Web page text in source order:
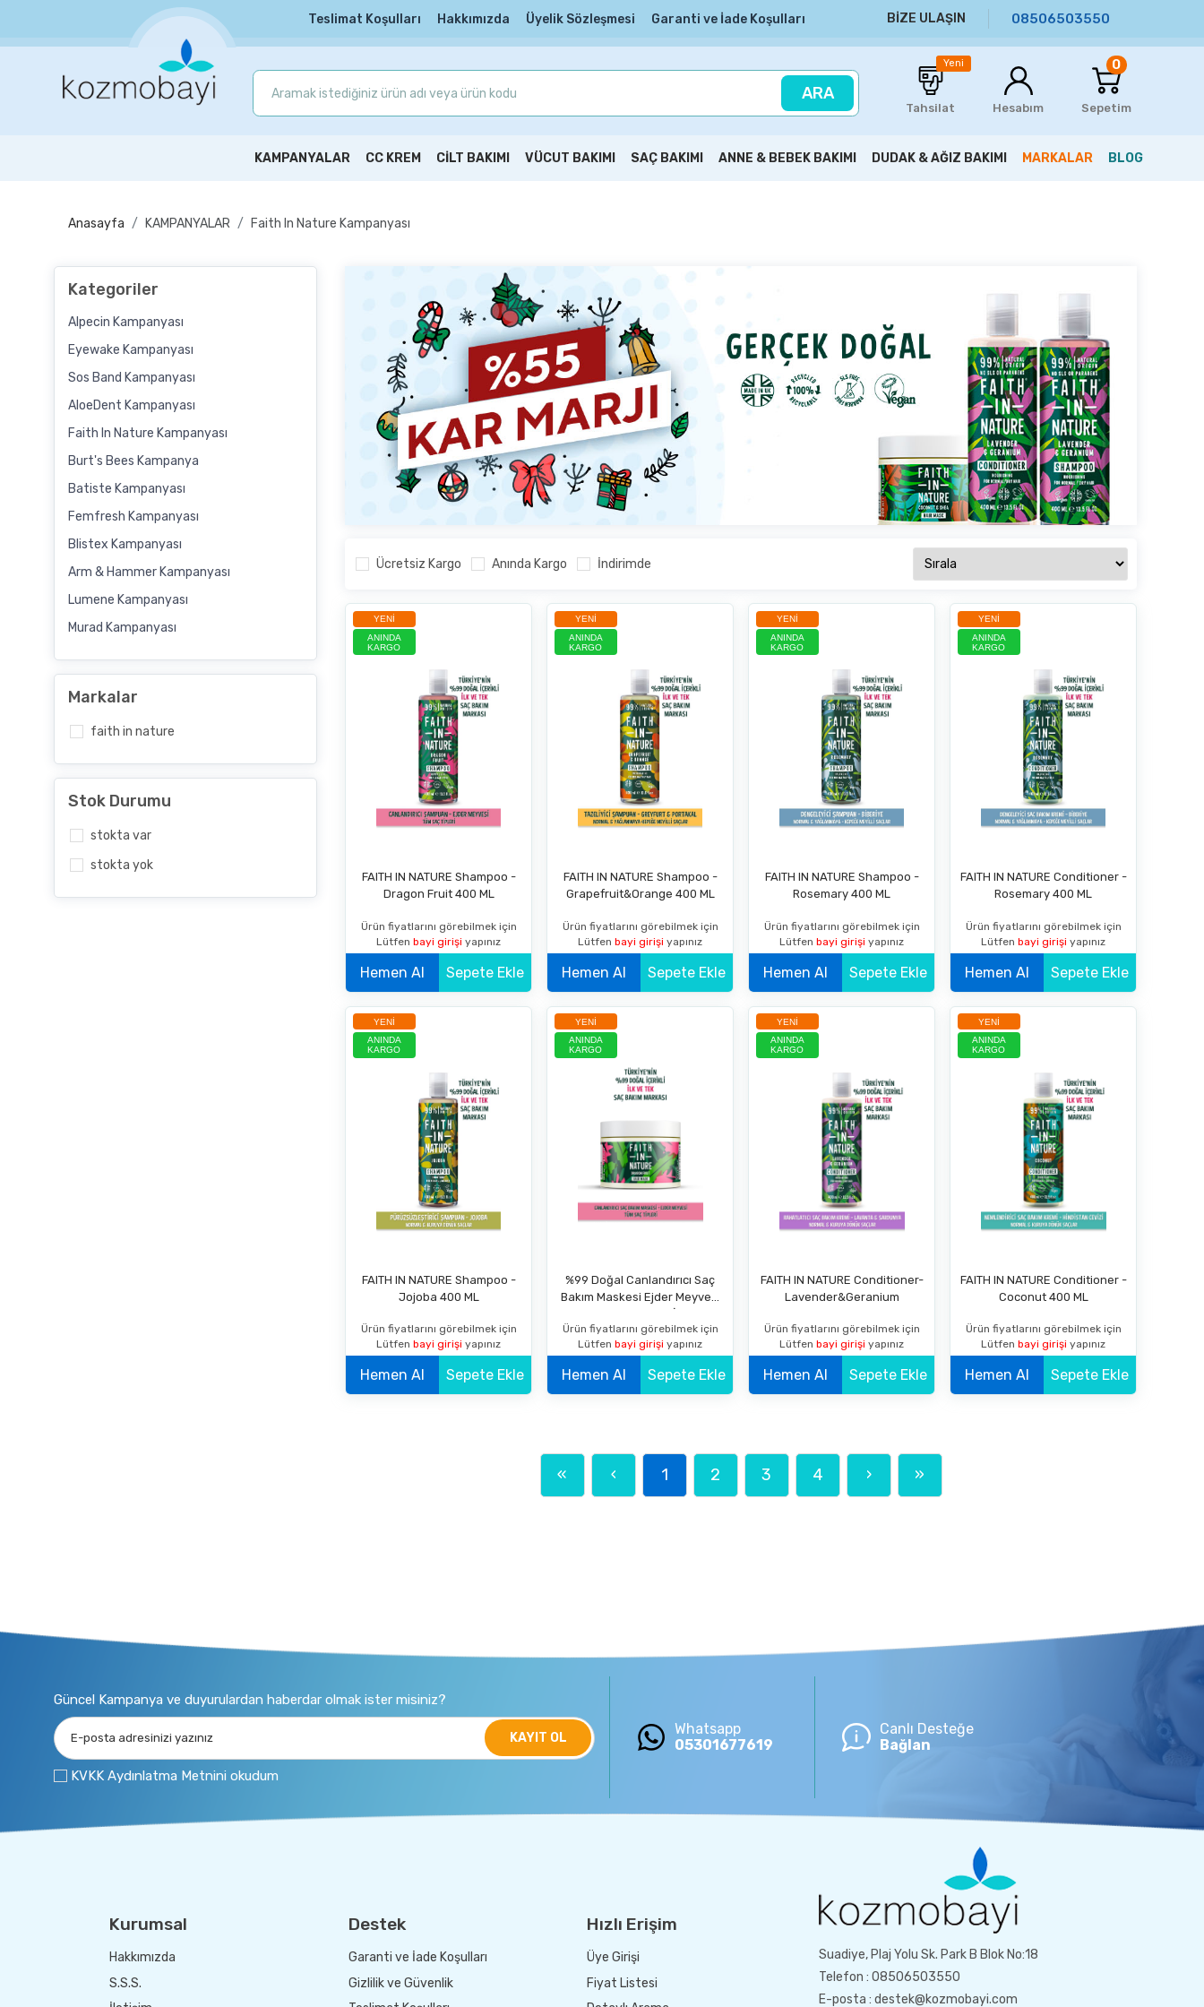
Teslimat Koşulları Hakkımızda Üyelik Sözleşmesi Garanti ve İade Koşulları BİZE ULAŞIN 08506503550
ARA
Yeni
Tahsilat Hesabım Sepetim
0
KAMPANYALAR CC KREM CİLT BAKIMI VÜCUT BAKIMI SAÇ BAKIMI ANNE & BEBEK BAKIMI DUDAK & AĞIZ BAKIMI MARKALAR BLOG
Anasayfa KAMPANYALAR Faith In Nature Kampanyası
Kategoriler
Alpecin Kampanyası
Eyewake Kampanyası
Sos Band Kampanyası
AloeDent Kampanyası
Faith In Nature Kampanyası
Burt's Bees Kampanya
Batiste Kampanyası
Femfresh Kampanyası
Blistex Kampanyası
Arm & Hammer Kampanyası
Lumene Kampanyası
Murad Kampanyası
Markalar
faith in nature
Stok Durumu
stokta var
stokta yok
Ücretsiz Kargo Anında Kargo İndirimde
YENI
ANINDA
KARGO
FAITH IN NATURE Shampoo -
Dragon Fruit 400 ML
Ürün fiyatlarını görebilmek için
Lütfen bayi girişi yapınız
Hemen Al Sepete Ekle
YENI
ANINDA
KARGO
FAITH IN NATURE Shampoo -
Grapefruit&Orange 400 ML
Ürün fiyatlarını görebilmek için
Lütfen bayi girişi yapınız
Hemen Al Sepete Ekle
YENI
ANINDA
KARGO
FAITH IN NATURE Shampoo -
Rosemary 400 ML
Ürün fiyatlarını görebilmek için
Lütfen bayi girişi yapınız
Hemen Al Sepete Ekle
YENI
ANINDA
KARGO
FAITH IN NATURE Conditioner -
Rosemary 400 ML
Ürün fiyatlarını görebilmek için
Lütfen bayi girişi yapınız
Hemen Al Sepete Ekle
YENI
ANINDA
KARGO
FAITH IN NATURE Shampoo -
Jojoba 400 ML
Ürün fiyatlarını görebilmek için
Lütfen bayi girişi yapınız
Hemen Al Sepete Ekle
YENI
ANINDA
KARGO
%99 Doğal Canlandırıcı Saç
Bakım Maskesi Ejder Meyvesi
Tüm Saç Tipleri İçin
Ürün fiyatlarını görebilmek için
Lütfen bayi girişi yapınız
Hemen Al Sepete Ekle
YENI
ANINDA
KARGO
FAITH IN NATURE Conditioner-
Lavender&Geranium
Ürün fiyatlarını görebilmek için
Lütfen bayi girişi yapınız
Hemen Al Sepete Ekle
YENI
ANINDA
KARGO
FAITH IN NATURE Conditioner -
Coconut 400 ML
Ürün fiyatlarını görebilmek için
Lütfen bayi girişi yapınız
Hemen Al Sepete Ekle
« ‹ 1 2 3 4 › »
Güncel Kampanya ve duyurulardan haberdar olmak ister misiniz?
KAYIT OL
KVKK Aydınlatma Metnini okudum
Whatsapp
05301677619
Canlı Desteğe
Bağlan
Kurumsal
Hakkımızda
S.S.S.
Destek
Garanti ve İade Koşulları
Gizlilik ve Güvenlik
Hızlı Erişim
Üye Girişi
Fiyat Listesi
Suadiye, Plaj Yolu Sk. Park B Blok No:18
Telefon : 08506503550
E-posta : destek@kozmobayi.com